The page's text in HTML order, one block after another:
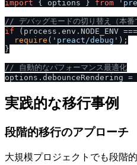
import { options } from
/ / デバッグモードの切り替え（本番
if (process. env . NODE_ENV
require ( 'preact /debug' );
}
/ / 自動的なパフォーマンス最適化
options. debounceRendering
実践的な移行事例
段階的移行のアプローチ
大規模プロジェクトでも段階